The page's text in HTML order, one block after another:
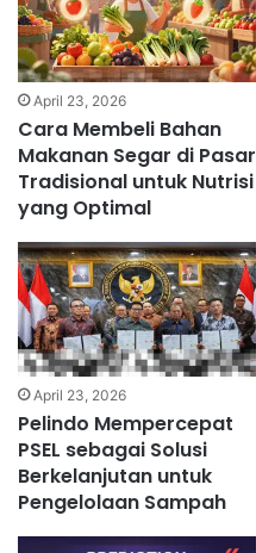
April 23, 2026
Cara Membeli Bahan
Makanan Segar di Pasar
Tradisional untuk Nutrisi
yang Optimal
April 23, 2026
Pelindo Mempercepat
PSEL sebagai Solusi
Berkelanjutan untuk
Pengelolaan Sampah